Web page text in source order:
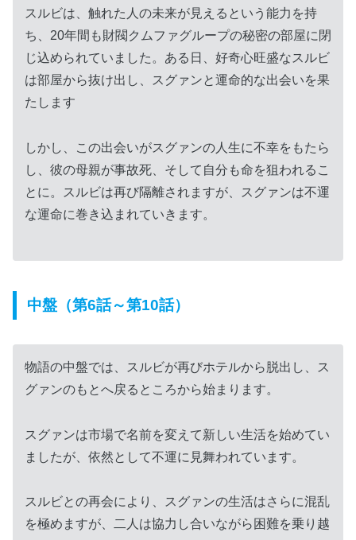
スルビは、触れた人の未来が見えるという能力を持
ち、20年間も財閥クムファグループの秘密の部屋に閉
じ込められていました。ある日、好奇心旺盛なスルビ
は部屋から抜け出し、スグァンと運命的な出会いを果
たします
しかし、この出会いがスグァンの人生に不幸をもたら
し、彼の母親が事故死、そして自分も命を狙われるこ
とに。スルビは再び隔離されますが、スグァンは不運
な運命に巻き込まれていきます。
中盤（第6話～第10話）
物語の中盤では、スルビが再びホテルから脱出し、ス
グァンのもとへ戻るところから始まります。
スグァンは市場で名前を変えて新しい生活を始めてい
ましたが、依然として不運に見舞われています。
スルビとの再会により、スグァンの生活はさらに混乱
を極めますが、二人は協力し合いながら困難を乗り越